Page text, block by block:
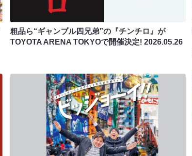
粗品ら“ギャンブル四兄弟”の『チンチロ』が
TOYOTA ARENA TOKYOで開催決定!2026.05.26